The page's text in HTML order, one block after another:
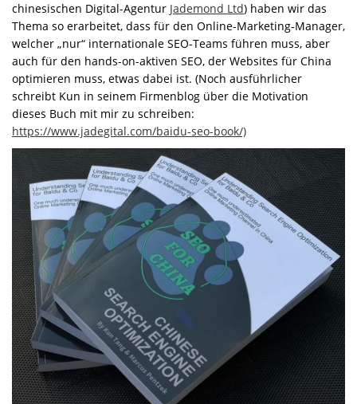
chinesischen Digital-Agentur Jademond Ltd) haben wir das
Thema so erarbeitet, dass für den Online-Marketing-Manager,
welcher „nur“ internationale SEO-Teams führen muss, aber
auch für den hands-on-aktiven SEO, der Websites für China
optimieren muss, etwas dabei ist. (Noch ausführlicher
schreibt Kun in seinem Firmenblog über die Motivation
dieses Buch mit mir zu schreiben:
https://www.jadegital.com/baidu-seo-book/)